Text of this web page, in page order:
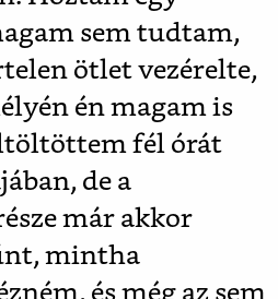
sem tudtam,
ötlet vezérelte,
én magam is
fél órát
de a
már akkor
mintha
és még az sem